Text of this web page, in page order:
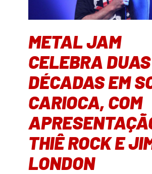
METAL JAM
CELEBRA DUAS
DÉCADAS EM
CARIOCA, COM
THIÊ ROCK E
LONDON